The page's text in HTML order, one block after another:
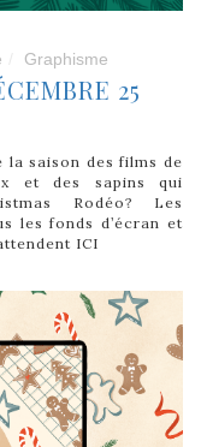
Graphisme
25
la saison des films de
et des sapins qui
Rodéo? Les
les fonds d’écran et
ICI